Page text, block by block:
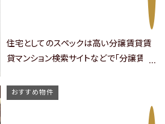
金も無料になります！※１今回のコラムで
住宅としてのスペックは高い分譲賃貸賃
貸マンション検索サイトなどで「分譲賃
ょうか。普通の賃貸マンションとは何が違
うのでしょうか？また、住むにはどのよう
なメリット・デメリットがあるのでし
おすすめ物件